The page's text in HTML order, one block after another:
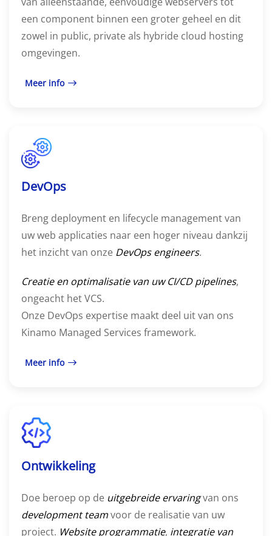
een component binnen een groter geheel en dit
zowel in public, private als hybride cloud hosting
omgevingen.
Meer info
DevOps
Breng deployment en lifecycle management van
uw web applicaties naar een hoger niveau dankzij
het inzicht van onze DevOps engineers.
Creatieen optimalisatie van uw CI/CD pipelines,
ongeacht het VCS.
Onze DevOps expertise maakt deel uit van ons
Kinamo Managed Services framework.
Meer info
Ontwikkeling
Doe beroep op de uitgebreide ervaringvan ons
developmentteamvoor de realisatie van uw
project. Website programmatie, integratie van